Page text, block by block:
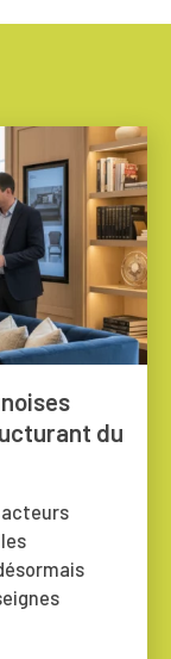
du
acteurs